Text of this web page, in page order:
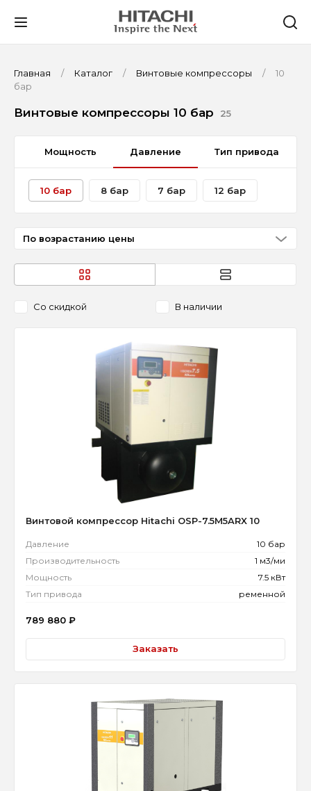
Главная Каталог Винтовые компрессоры
10
бар
Винтовые компрессоры 10 бар 25
Мощность Давление Тип привода
10 бар 8 бар 7 бар 12 бар
По возрастанию цены
Со скидкой В наличии
Винтовой компрессор Hitachi OSP-7.5M5ARX 10
Давление
10 бар
Производительность
1 м3/ми
Мощность
7.5 кВт
Тип привода
ременной
789 880 ₽
Заказать